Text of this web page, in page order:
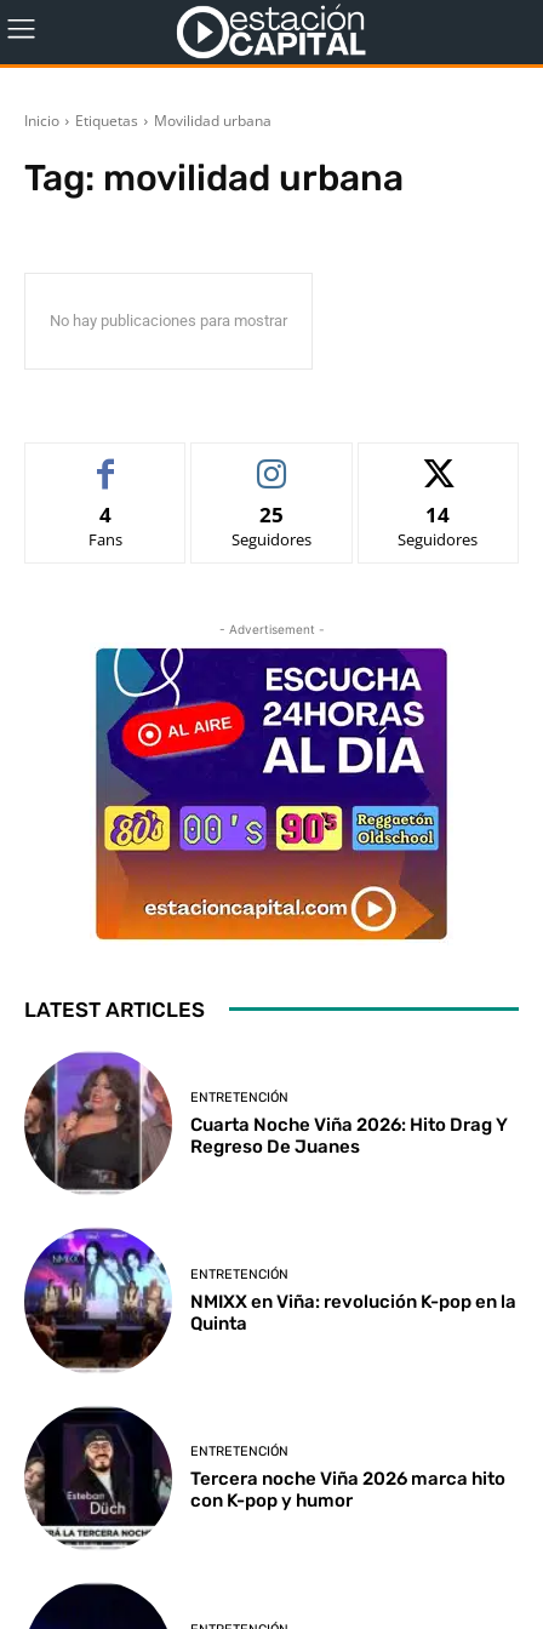
Inicio Etiquetas Movilidad urbana
Tag: movilidad urbana
No hay publicaciones para mostrar
4
Fans
25
Seguidores
14
Seguidores
- Advertisement -
LATEST ARTICLES
ENTRETENCIÓN
Cuarta Noche Viña 2026: Hito Drag Y
Regreso De Juanes
ENTRETENCIÓN
NMIXX en Viña: revolución K-pop en la
Quinta
ENTRETENCIÓN
Tercera noche Viña 2026 marca hito
con K-pop y humor